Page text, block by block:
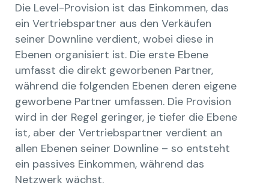
Die Level-Provision ist das Einkommen, das
ein Vertriebspartner aus den Verkäufen
seiner Downline verdient, wobei diese in
Ebenen organisiert ist. Die erste Ebene
umfasst die direkt geworbenen Partner,
während die folgenden Ebenen deren eigene
geworbene Partner umfassen. Die Provision
wird in der Regel geringer, je tiefer die Ebene
ist, aber der Vertriebspartner verdient an
allen Ebenen seiner Downline – so entsteht
ein passives Einkommen, während das
Netzwerk wächst.